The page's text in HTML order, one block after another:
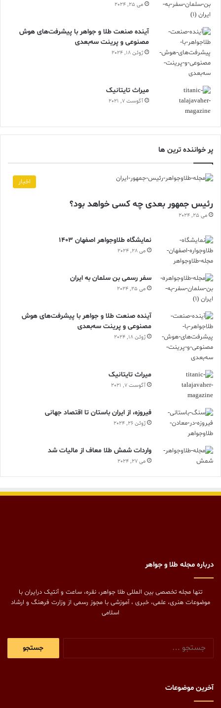
می 25, 2024
آینده صنعت طلا و جواهر با پیشرفت‌های هوش
مصنوعی و پرینت سه‌بعدی
ژوئن 18, 2024
ميراث تايتانيک
آگوست 7, 2021
پر خواننده ترین ها
اخبار
رئیس جمهور بعدی چه کسی خواهد بود؟
می 25, 2024
نمایشگاه طلاوجواهر اصفهان 1403
می 28, 2024
سفر رسمی بن سلمان به ایران
می 25, 2024
آینده صنعت طلا و جواهر با پیشرفت‌های هوش
مصنوعی و پرینت سه‌بعدی
ژوئن 18, 2024
ميراث تايتانيک
آگوست 7, 2021
فیروزه، از ایران باستان تا اقتصاد جهانی
ژوئن 26, 2024
واردات شمش طلا معاف از مالیات شد
می 27, 2024
درباره مجله طلا و جواهر
تنها مجله تخصصی بین المللی طلا جواهر، نقره، ساعت و آنتیک درایران با
موضوعات هنری، علمی، خبری ، آموزشی با مجوز رسمی از وزارت فرهنگ و ارشاد
اسلامی
آخرین موضوعات